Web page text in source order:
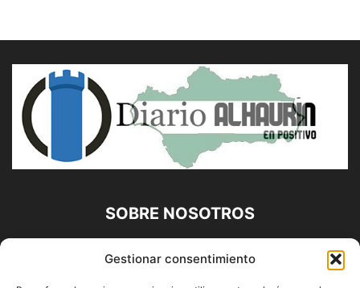
Gestionar consentimiento
SOBRE NOSOTROS
Diario Alhaurín (www.alhaurindelatorre.com) Propiedad de
Francisco E. López López | 639 95 71 95 | Noticias de
Alhaurín de la Torre, Málaga y Provincia|